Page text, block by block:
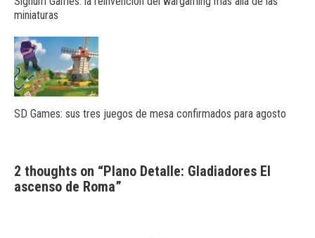
miniaturas
SD Games: sus tres juegos de mesa confirmados para agosto
2 thoughts on “Plano Detalle: Gladiadores El
ascenso de Roma”